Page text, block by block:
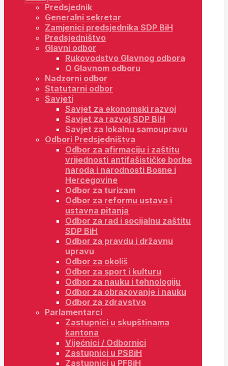
Predsjednik
Generalni sekretar
Zamjenici predsjednika SDP BiH
Predsjedništvo
Glavni odbor
Rukovodstvo Glavnog odbora
O Glavnom odboru
Nadzorni odbor
Statutarni odbor
Savjeti
Savjet za ekonomski razvoj
Savjet za razvoj SDP BiH
Savjet za lokalnu samoupravu
Odbori Predsjedništva
Odbor za afirmaciju i zaštitu
vrijednosti antifašističke borbe
naroda i narodnosti Bosne i
Hercegovine
Odbor za turizam
Odbor za reformu ustava i
ustavna pitanja
Odbor za rad i socijalnu zaštitu
SDP BiH
Odbor za pravdu i državnu
upravu
Odbor za okoliš
Odbor za sport i kulturu
Odbor za nauku i tehnologiju
Odbor za obrazovanje i nauku
Odbor za zdravstvo
Parlamentarci
Zastupnici u skupštinama
kantona
Vijećnici / Odbornici
Zastupnici u PSBiH
Zastupnici u PFBiH